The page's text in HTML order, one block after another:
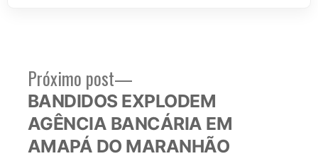
Navegação
de
Post
Próximo post
Próximo
post:
BANDIDOS EXPLODEM
AGÊNCIA BANCÁRIA EM
AMAPÁ DO MARANHÃO